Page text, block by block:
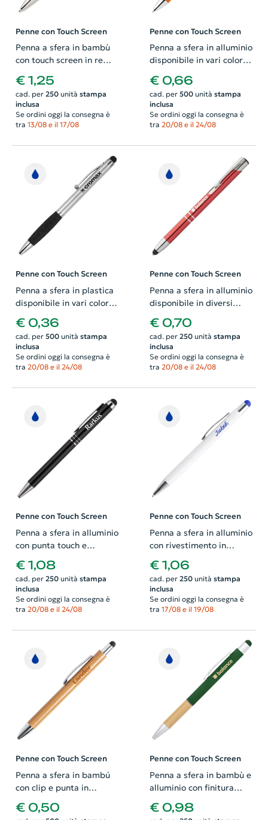
Penne con Touch Screen
Penna a sfera in bambù
con touch screen in reffil
€ 1,25
cad. per 250unità stampa
inclusa
Se ordini oggi la consegna è
tra 13/08 e il 17/08
Penne con Touch Screen
Penna a sfera in alluminio
disponibile in vari colori e
meccanismo a rotazione
e refill blu
€ 0,66
cad. per 500unità stampa
inclusa
Se ordini oggi la consegna è
tra 20/08 e il 24/08
Penne con Touch Screen
Penna a sfera in plastica
disponibile in vari colori e
impugnatura gommata e
punta touch con
meccanismo a rotazione
e refill blu
€ 0,36
cad. per 500unità stampa
inclusa
Se ordini oggi la consegna è
tra 20/08 e il 24/08
Penne con Touch Screen
Penna a sfera in alluminio
disponibile in diversi
colori con punta touch e
meccanismo a scatto a
refill blu
€ 0,70
cad. per 250unità stampa
inclusa
Se ordini oggi la consegna è
tra 20/08 e il 24/08
Penne con Touch Screen
Penna a sfera in alluminio
con punta touch e
meccanismo a rotazione
a refill blu
€ 1,08
cad. per 250unità stampa
inclusa
Se ordini oggi la consegna è
tra 20/08 e il 24/08
Penne con Touch Screen
Penna a sfera in alluminio
con rivestimento in
gomma per incisione
colorata in coordinato
con la punta touch e refill
blu
€ 1,06
cad. per 250unità stampa
inclusa
Se ordini oggi la consegna è
tra 17/08 e il 19/08
Penne con Touch Screen
Penna a sfera in bambú
con clip e punta in
metallo e punta touch
con meccanismo a scatto
€ 0,50
Penne con Touch Screen
Penna a sfera in bambù e
alluminio con finitura
opaca in diversi colori e
punta touch a refill blu
€ 0,98